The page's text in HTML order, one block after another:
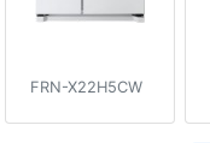
FRN-X22H5CW